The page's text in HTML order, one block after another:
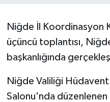
Niğde İl Koordinasyon
üçüncü toplantısı,
başkanlığında
Niğde Valiliği
Salonu'nda